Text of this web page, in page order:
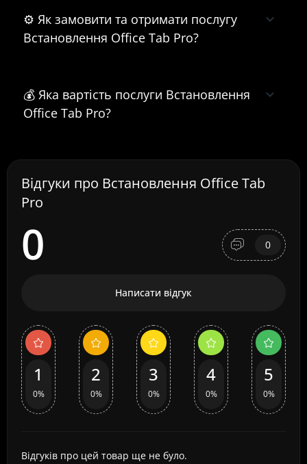
⚙️ Як замовити та отримати послугу
Встановлення Office Tab Pro?
💰 Яка вартість послуги Встановлення
Office Tab Pro?
Відгуки про Встановлення Office Tab
Pro
0 0
Написати відгук
1
0%
2
0%
3
0%
4
0%
5
0%
Відгуків про цей товар ще не було.